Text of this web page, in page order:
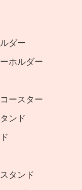
ダー
ホルダー
ースター
ンド
タンド